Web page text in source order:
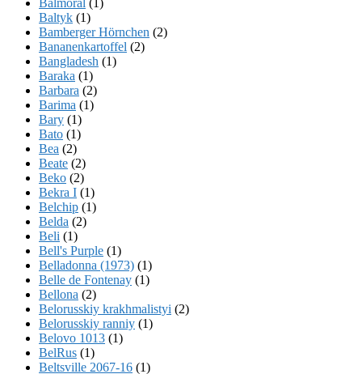
Baltyk (1)
Bamberger Hörnchen (2)
Bananenkartoffel (2)
Bangladesh (1)
Baraka (1)
Barbara (2)
Barima (1)
Bary (1)
Bato (1)
Bea (2)
Beate (2)
Beko (2)
Bekra I (1)
Belchip (1)
Belda (2)
Beli (1)
Bell's Purple (1)
Belladonna (1973) (1)
Belle de Fontenay (1)
Bellona (2)
Belorusskiy krakhmalistyi (2)
Belorusskiy ranniy (1)
Belovo 1013 (1)
BelRus (1)
Beltsville 2067-16 (1)